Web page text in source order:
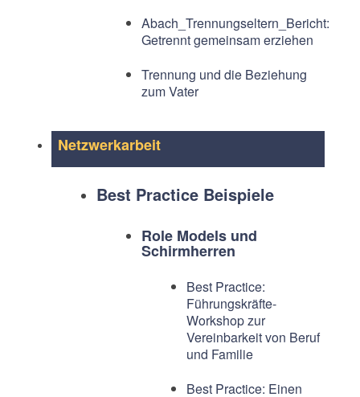
Abach_Trennungseltern_Bericht:
Getrennt gemeinsam erziehen
Trennung und die Beziehung
zum Vater
Netzwerkarbeit
Best Practice Beispiele
Role Models und
Schirmherren
Best Practice:
Führungskräfte-
Workshop zur
Vereinbarkeit von Beruf
und Familie
Best Practice: Einen